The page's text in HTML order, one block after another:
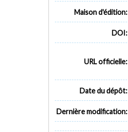
Maison d'édition:
DOI:
URL officielle:
Date du dépôt:
Dernière modification: